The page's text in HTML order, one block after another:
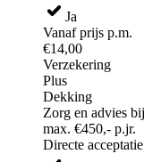
Ja
Vanaf prijs p.m.
€14,00
Verzekering
Plus
Dekking
Zorg en advies
max. €450,- p.jr.
Directe acceptatie